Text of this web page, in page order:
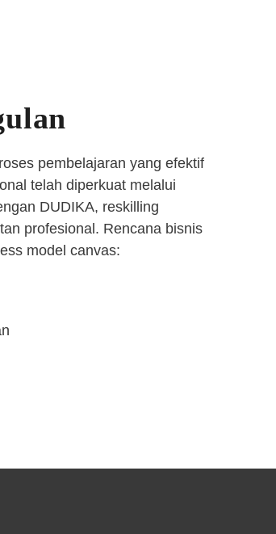
pembelajaran yang efektif
telah diperkuat melalui
DUDIKA, reskilling
profesional. Rencana bisnis
model canvas: